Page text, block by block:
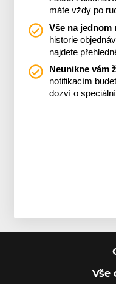
máte vždy po
Vše na jednom
historie
najdete
Neunikne vám
notifikacím
dozví o
Vše